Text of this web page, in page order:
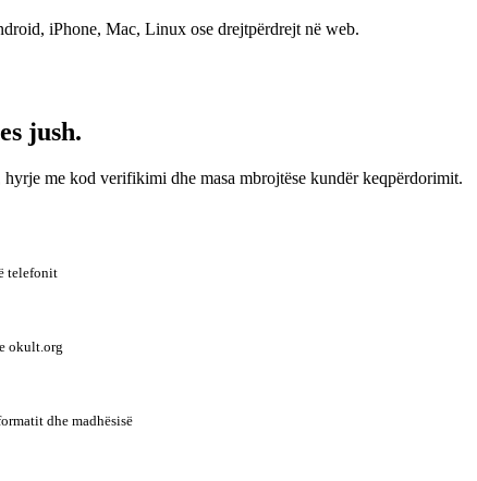
iPhone, Mac, Linux ose drejtpërdrejt në web.
jush.
me kod verifikimi dhe masa mbrojtëse kundër keqpërdorimit.
telefonit
okult.org
dhe madhësisë